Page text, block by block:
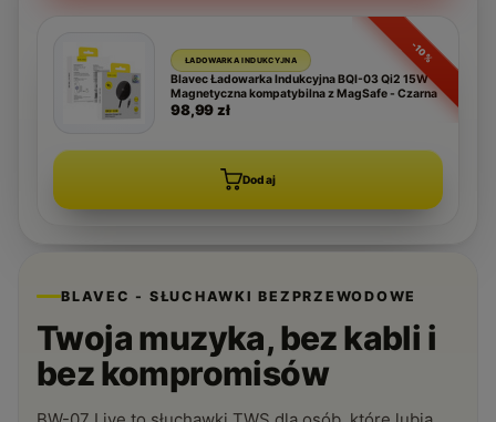
-10%
ŁADOWARKA INDUKCYJNA
Blavec Ładowarka Indukcyjna BQI-03 Qi2 15W
Magnetyczna kompatybilna z MagSafe - Czarna
98,99 zł
Dodaj
BLAVEC - SŁUCHAWKI BEZPRZEWODOWE
Twoja muzyka, bez kabli i
bez kompromisów